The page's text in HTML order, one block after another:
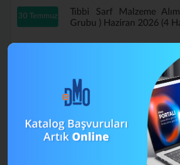
30 Temmuz
Tıbbi Sarf Malzeme
Grubu ) Haziran 2026 (4
Tıbbi Sarf Malzeme
Grubu ) Haziran 2026
B Grubu Tıbbi Sarf
Mayıs (4 Aylık) (Tekrar)
13 Temmuz
Muayene Eldiveni Alımı
Aylık) (Tekrar)
Smt4043-İlaç Haznesi,